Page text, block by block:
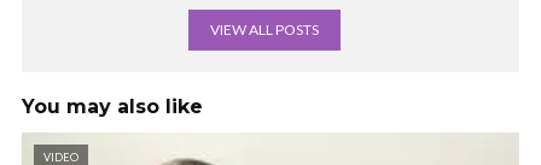
VIEW ALL POSTS
You may also like
VIDEO